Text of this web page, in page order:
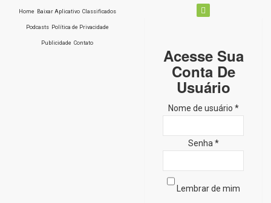
Home Baixar Aplicativo Classificados
Podcasts Política de Privacidade
Publicidade Contato
Acesse Sua
Conta De
Usuário
Nome de usuário *
Senha *
Lembrar de mim